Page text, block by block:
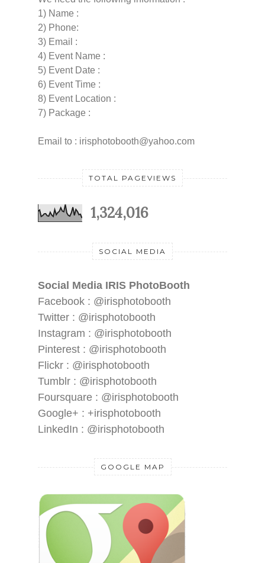
1) Name :
2) Phone:
3) Email :
4) Event Name :
5) Event Date :
6) Event Time :
8) Event Location :
7) Package :
Email to : irisphotobooth@yahoo.com
TOTAL PAGEVIEWS
1,324,016
SOCIAL MEDIA
Social Media IRIS PhotoBooth
Facebook : @irisphotobooth
Twitter : @irisphotobooth
Instagram : @irisphotobooth
Pinterest : @irisphotobooth
Flickr : @irisphotobooth
Tumblr : @irisphotobooth
Foursquare : @irisphotobooth
Google+ : +irisphotobooth
LinkedIn : @irisphotobooth
GOOGLE MAP